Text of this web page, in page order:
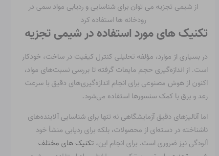
از شیمی تجزیه می توان برای شناسایی و ردیابی مواد سمی در
رودخانه ها استفاده کرد
تکنیک های مورد استفاده در شیمی تجزیه
در بسیاری از موارد، مؤلفه تحلیلی کنترل کیفیت در ساخت، خودکار
است. از اندازه‌گیری حجم مایعات گرفته تا بررسی نسبت‌های مواد،
اکنون از هوش مصنوعی برای انجام اندازه‌گیری‌های دقیق با سرعت
رعد و برق با کمک سنسورها استفاده می‌شود.
اما آنالیزهای دقیق آزمایشگاهی نه تنها برای شناسایی آلاینده‌های
ناشناخته در دسته‌ای از محصولات، بلکه برای ردیابی منشأ خود
آلودگی نیز ضروری است. برای انجام این، تکنیک های مختلف